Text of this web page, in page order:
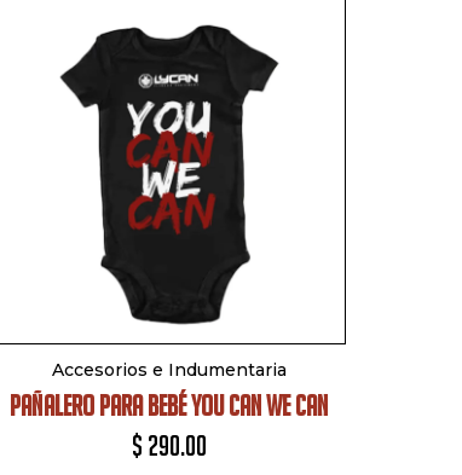
Accesorios e Indumentaria
PAÑALERO PARA BEBÉ YOU CAN WE CAN
$ 290.00